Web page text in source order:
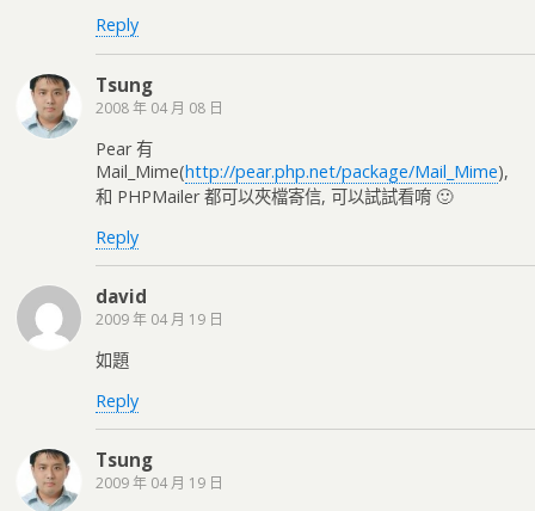
Reply
Tsung
2008 年 04 月 08 日
Pear 有
Mail_Mime(http://pear.php.net/package/Mail_Mime),
和 PHPMailer 都可以夾檔寄信, 可以試試看唷 🙂
Reply
david
2009 年 04 月 19 日
如題
Reply
Tsung
2009 年 04 月 19 日